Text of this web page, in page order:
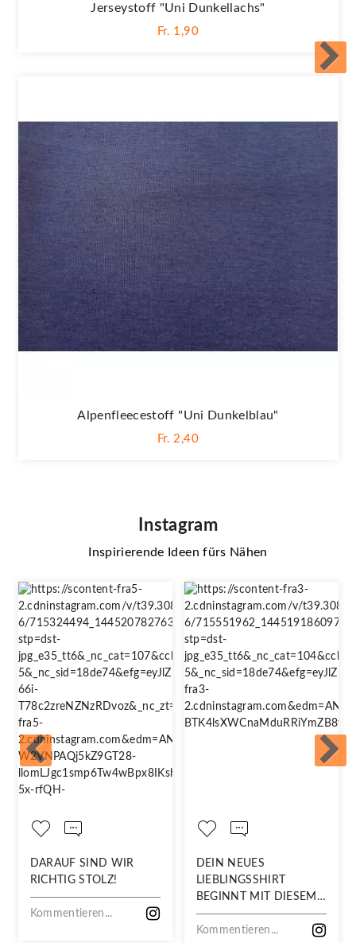
Jerseystoff "Uni Dunkellachs"
Fr. 1,90
Alpenfleecestoff "Uni Dunkelblau"
Fr. 2,40
Instagram
Inspirierende Ideen fürs Nähen
DARAUF SIND WIR
RICHTIG STOLZ!
Kommentieren...
DEIN NEUES
LIEBLINGSSHIRT
BEGINNT MIT DIESEM
STOFF
Kommentieren...